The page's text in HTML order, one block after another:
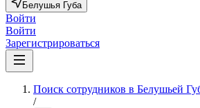
Белушья Губа
Войти
Войти
Зарегистрироваться
Поиск сотрудников в Белушьей
/